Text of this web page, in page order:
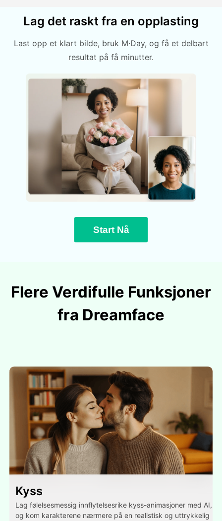
Lag det raskt fra en opplasting
Last opp et klart bilde, bruk M·Day, og få et delbart
resultat på få minutter.
Start Nå
Flere Verdifulle Funksjoner
fra Dreamface
Kyss
Lag følelsesmessig innflytelsesrike kyss-animasjoner med AI,
og kom karakterene nærmere på en realistisk og uttrykkelig